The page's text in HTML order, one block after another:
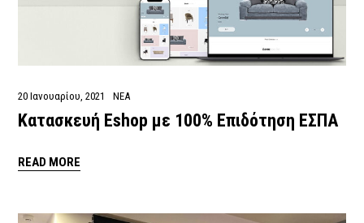
20 Ιανουαρίου, 2021 ΝΕΑ
Κατασκευή Eshop με 100% Επιδότηση ΕΣΠΑ
READ MORE